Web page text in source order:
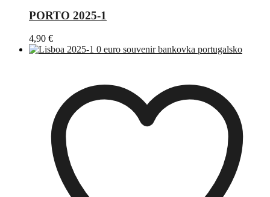
PORTO 2025-1
4,90 €